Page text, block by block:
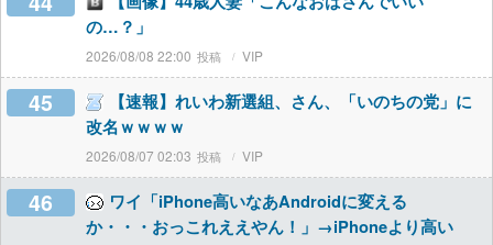
の…？」
2026/08/08 22:00 VIP
45
【速報】れいわ新選組、さん、「いのちの党」に
改名ｗｗｗｗ
2026/08/07 02:03 VIP
46
ワイ「iPhone高いなあAndroidに変える
か・・・おっこれええやん！」→iPhoneより高い